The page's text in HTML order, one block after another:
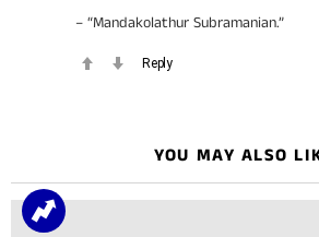
– “Mandakolathur Subramanian.”
Reply
YOU MAY ALSO